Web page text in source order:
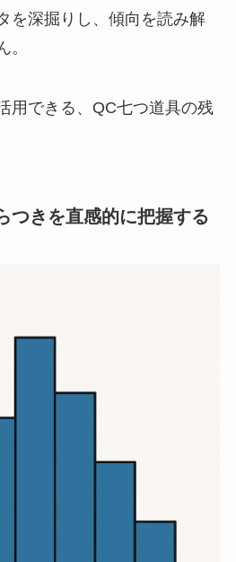
を深掘りし、傾向を読み解
。
用できる、QC七つ道具の残
つきを直感的に把握する